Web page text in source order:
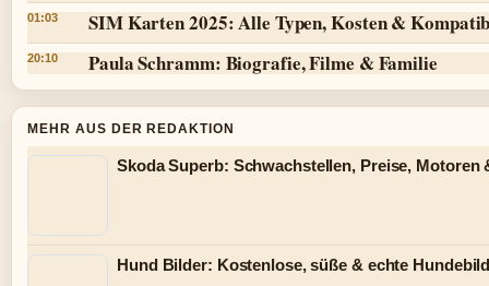
01:03 SIM Karten 2025: Alle Typen, Kosten &
20:10 Paula Schramm: Biografie, Filme & Familie
MEHR AUS DER REDAKTION
Skoda Superb: Schwachstellen, Preise, Motoren
Hund Bilder: Kostenlose, süße & echte